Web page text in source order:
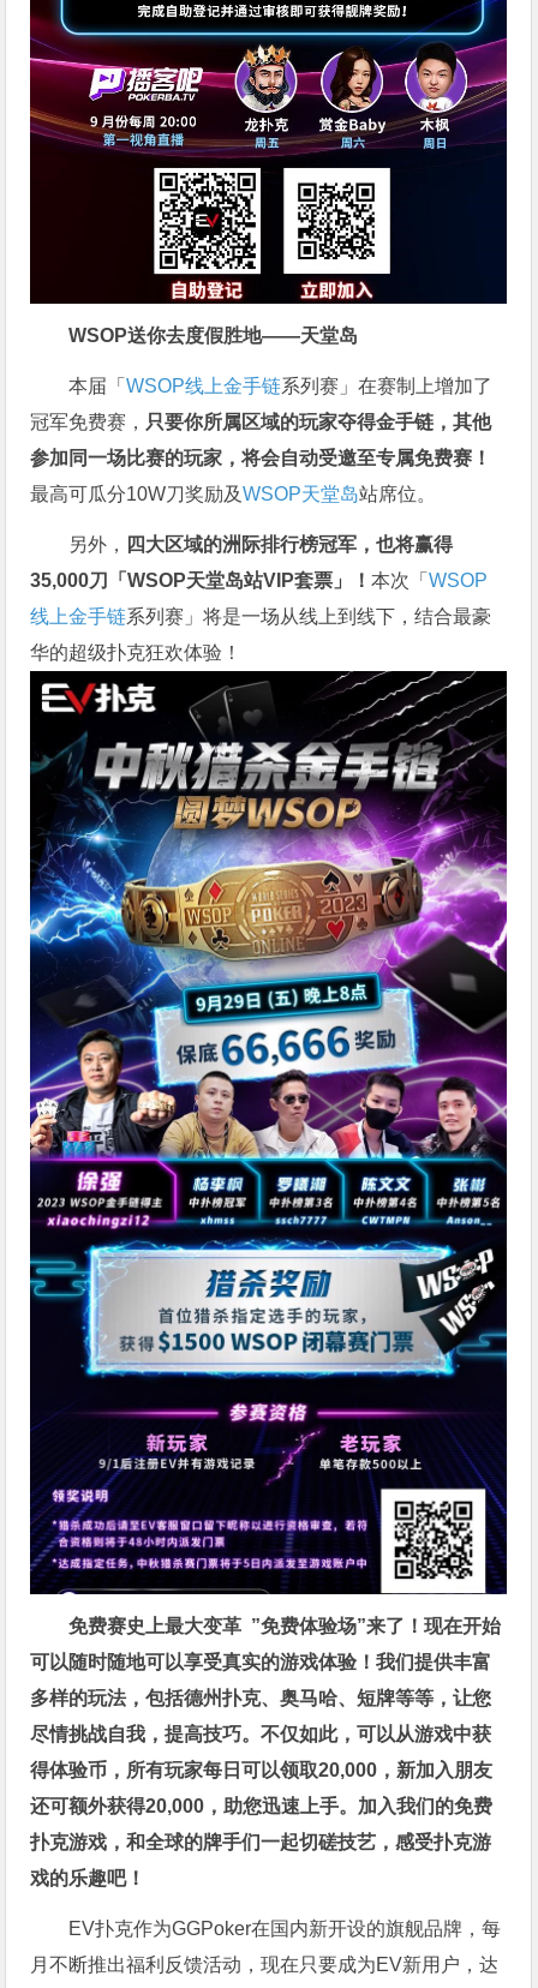
WSOP送你去度假胜地——天堂岛
本届「WSOP线上金手链系列赛」在赛制上增加了
冠军免费赛， 只要你所属区域的玩家夺得金手链，其他
参加同一场比赛的玩家，将会自动受邀至专属免费赛！
最高可瓜分10W刀奖励及WSOP天堂岛站席位。
另外， 四大区域的洲际排行榜冠军，也将赢得
35,000刀「WSOP天堂岛站VIP套票」！本次「WSOP
线上金手链系列赛」将是一场从线上到线下，结合最豪
华的超级扑克狂欢体验！
免费赛史上最大变革 ”免费体验场”来了！现在开始
可以随时随地可以享受真实的游戏体验！我们提供丰富
多样的玩法，包括德州扑克、奥马哈、短牌等等，让您
尽情挑战自我，提高技巧。不仅如此，可以从游戏中获
得体验币，所有玩家每日可以领取20,000，新加入朋友
还可额外获得20,000，助您迅速上手。 加入我们的免费
扑克游戏，和全球的牌手们一起切磋技艺，感受扑克游
戏的乐趣吧！
EV扑克作为GGPoker在国内新开设的旗舰品牌，每
月不断推出福利反馈活动，现在只要成为EV新用户，达